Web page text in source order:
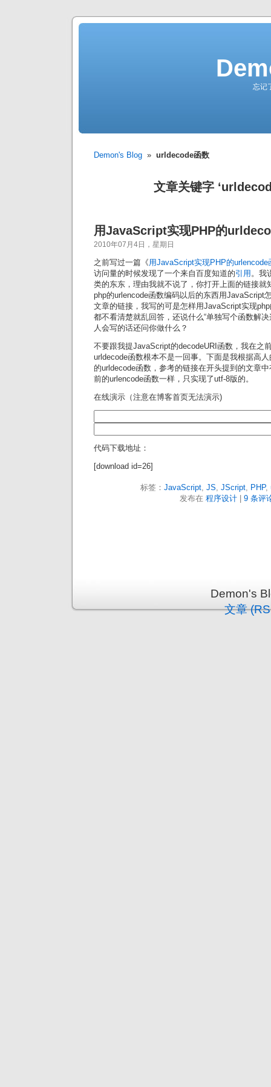
忘记
Demon's Blog » urldecode函数
文章关键字
用JavaScript实现PHP的
2010年07月4日，星期日
之前写过一篇《用JavaScript实现PHP的urlencode
访问量的时候发现了一个来自百度知道的引用 。我
类的东东，理由我就不说了，你打开上面的链接就
php的urlencode函数编码以后的东西用JavaScript
文章的链接，我写的可是怎样用JavaScript实现
都不看清楚就乱回答，还说什么“单独写个函数解
人会写的话还问你做什么？
不要跟我提JavaScript的decodeURI函数，我在之
urldecode函数根本不是一回事。下面是我根据高
的urldecode函数，参考的链接在开头提到的文章
前的urlencode函数一样，只实现了utf-8版的。
在线演示（注意在博客首页无法演示)
代码下载地址：
[download id=26]
标签： JavaScript, JS, JScript, PHP,
发布在 程序设计| 9 条评
Demon's
文章